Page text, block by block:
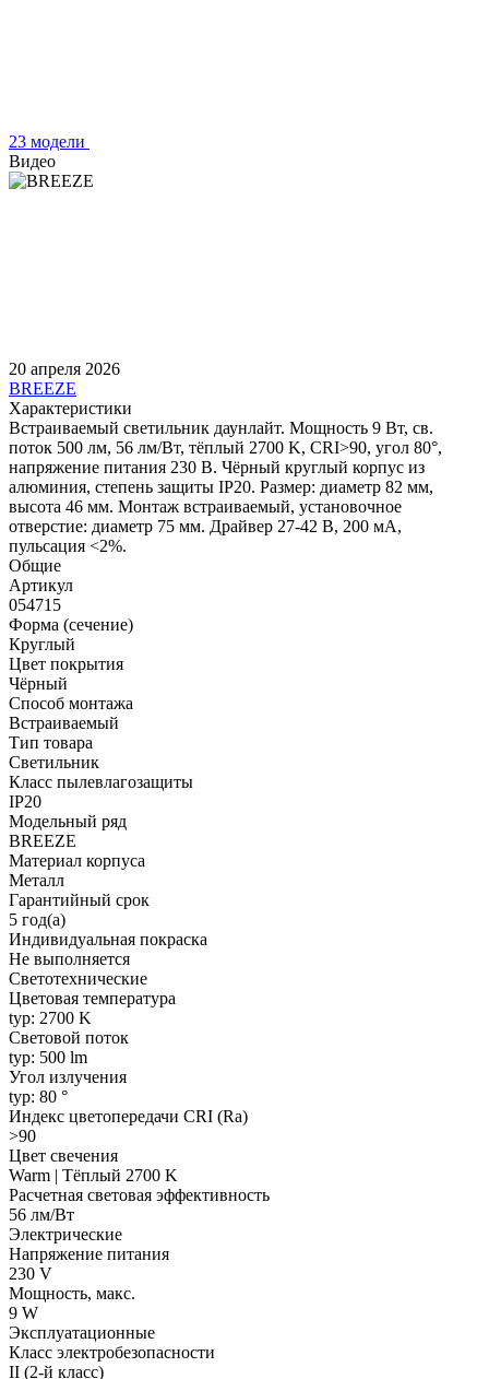
23 модели
Видео
20 апреля 2026
BREEZE
Характеристики
Встраиваемый светильник даунлайт. Мощность 9 Вт, св.
поток 500 лм, 56 лм/Вт, тёплый 2700 K, CRI>90, угол 80°,
напряжение питания 230 В. Чёрный круглый корпус из
алюминия, степень защиты IP20. Размер: диаметр 82 мм,
высота 46 мм. Монтаж встраиваемый, установочное
отверстие: диаметр 75 мм. Драйвер 27-42 В, 200 мА,
пульсация <2%.
Общие
Артикул
054715
Форма (сечение)
Круглый
Цвет покрытия
Чёрный
Способ монтажа
Встраиваемый
Тип товара
Светильник
Класс пылевлагозащиты
IP20
Модельный ряд
BREEZE
Материал корпуса
Металл
Гарантийный срок
5 год(а)
Индивидуальная покраска
Не выполняется
Светотехнические
Цветовая температура
typ: 2700 K
Световой поток
typ: 500 lm
Угол излучения
typ: 80 °
Индекс цветопередачи CRI (Ra)
>90
Цвет свечения
Warm | Тёплый 2700 K
Расчетная световая эффективность
56 лм/Вт
Электрические
Напряжение питания
230 V
Мощность, макс.
9 W
Эксплуатационные
Класс электробезопасности
II (2-й класс)